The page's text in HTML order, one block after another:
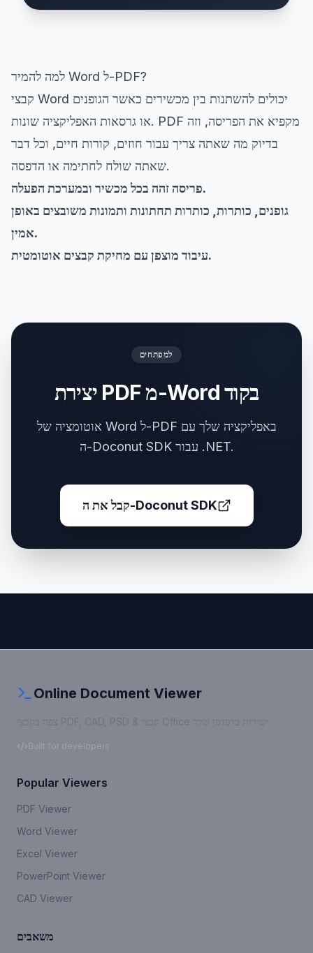
למה להמיר Word ל-PDF?
קבצי Word יכולים להשתנות בין מכשירים כאשר הגופנים
או גרסאות האפליקציה שונות. PDF מקפיא את הפריסה, וזה
בדיוק מה שאתה צריך עבור חוזים, קורות חיים, וכל דבר
שאתה שולח לחתימה או הדפסה.
פריסה זהה בכל מכשיר ובמערכת הפעלה.
גופנים, כותרות, כותרות תחתונות ותמונות משובצים באופן
אמין.
עיבוד מוצפן עם מחיקת קבצים אוטומטית.
למפתחים
יצירת PDF מ-Word בקוד
אוטומציה של Word ל-PDF באפליקציה שלך עם
ה-Doconut SDK עבור .NET.
קבל את ה-Doconut SDK
Online Document Viewer
צפה בקבצי PDF, CAD, PSD & קבצי Office ישירות בדפדפן שלך
Built for developers
Popular Viewers
PDF Viewer
Word Viewer
Excel Viewer
PowerPoint Viewer
CAD Viewer
משאבים